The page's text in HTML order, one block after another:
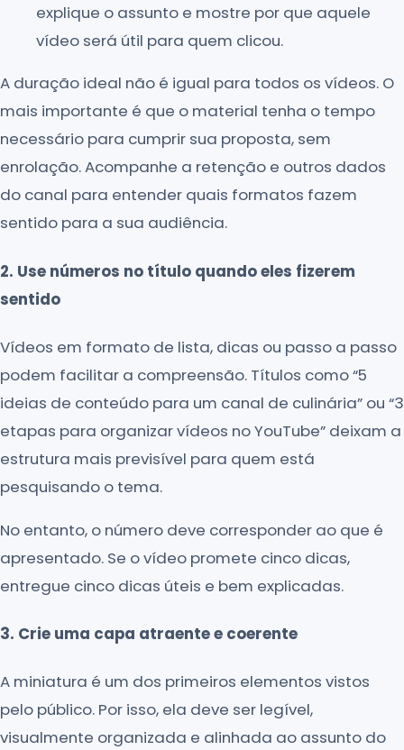
explique o assunto e mostre por que aquele
vídeo será útil para quem clicou.
A duração ideal não é igual para todos os vídeos. O
mais importante é que o material tenha o tempo
necessário para cumprir sua proposta, sem
enrolação. Acompanhe a retenção e outros dados
do canal para entender quais formatos fazem
sentido para a sua audiência.
2. Use números no título quando eles fizerem
sentido
Vídeos em formato de lista, dicas ou passo a passo
podem facilitar a compreensão. Títulos como “5
ideias de conteúdo para um canal de culinária” ou “3
etapas para organizar vídeos no YouTube” deixam a
estrutura mais previsível para quem está
pesquisando o tema.
No entanto, o número deve corresponder ao que é
apresentado. Se o vídeo promete cinco dicas,
entregue cinco dicas úteis e bem explicadas.
3. Crie uma capa atraente e coerente
A miniatura é um dos primeiros elementos vistos
pelo público. Por isso, ela deve ser legível,
visualmente organizada e alinhada ao assunto do